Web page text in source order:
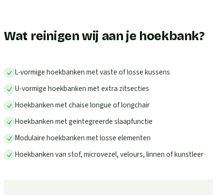
Wat reinigen wij aan je hoekbank?
L-vormige hoekbanken met vaste of losse kussens
U-vormige hoekbanken met extra zitsecties
Hoekbanken met chaise longue of longchair
Hoekbanken met geintegreerde slaapfunctie
Modulaire hoekbanken met losse elementen
Hoekbanken van stof, microvezel, velours, linnen of kunstleer